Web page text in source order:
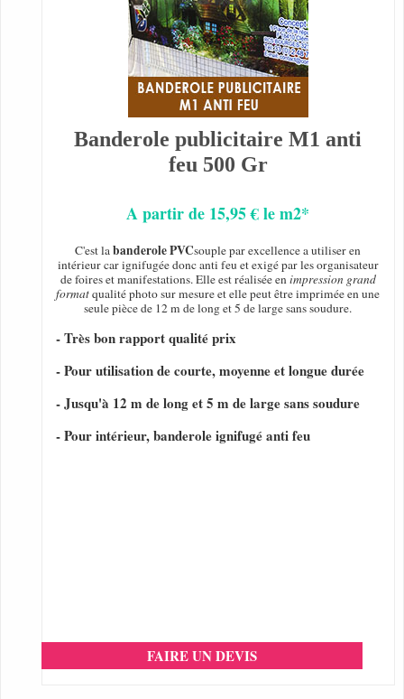
Banderole publicitaire M1 anti
feu 500 Gr
A partir de 15,95 € le m2*
C'est labanderole PVCsouple par excellence a utiliser en
intérieur car ignifugée donc anti feu et exigé par les organisateur
de foires et manifestations. Elle est réalisée enimpression grand
formatqualité photo sur mesure et elle peut être imprimée en une
seule pièce de 12 m de long et 5 de large sans soudure.
- Très bon rapport qualité prix
- Pour utilisation de courte, moyenne et longue durée
- Jusqu'à 12 m de long et 5 m de large sans soudure
- Pour intérieur, banderole ignifugé anti feu
FAIRE UN DEVIS